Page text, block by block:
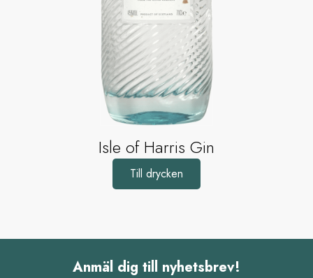
Isle of Harris Gin
Till drycken
Anmäl dig till nyhetsbrev!